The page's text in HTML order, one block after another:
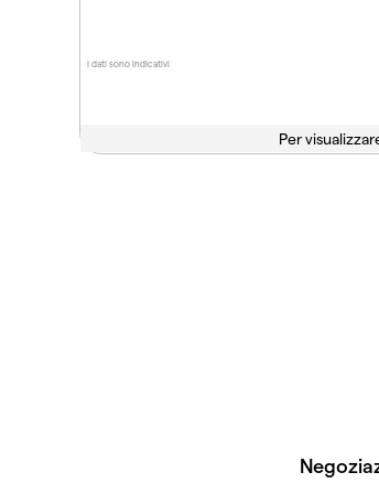
I dati sono indicativi
Per